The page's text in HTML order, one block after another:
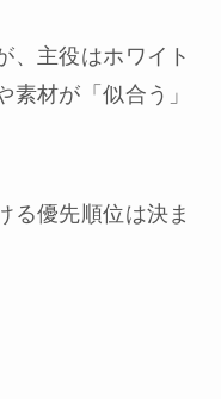
、主役はホワイト
素材が「似合う」
る優先順位は決ま